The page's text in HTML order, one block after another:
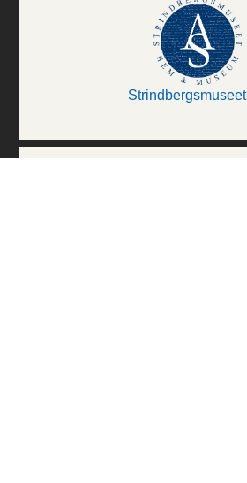
Strindbergsmuseet